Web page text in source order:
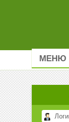
МЕНЮ